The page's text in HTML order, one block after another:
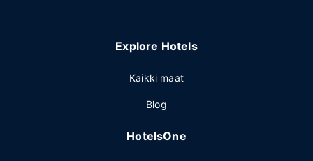
Explore Hotels
Kaikki maat
Blog
HotelsOne